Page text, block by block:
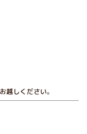
越しください。